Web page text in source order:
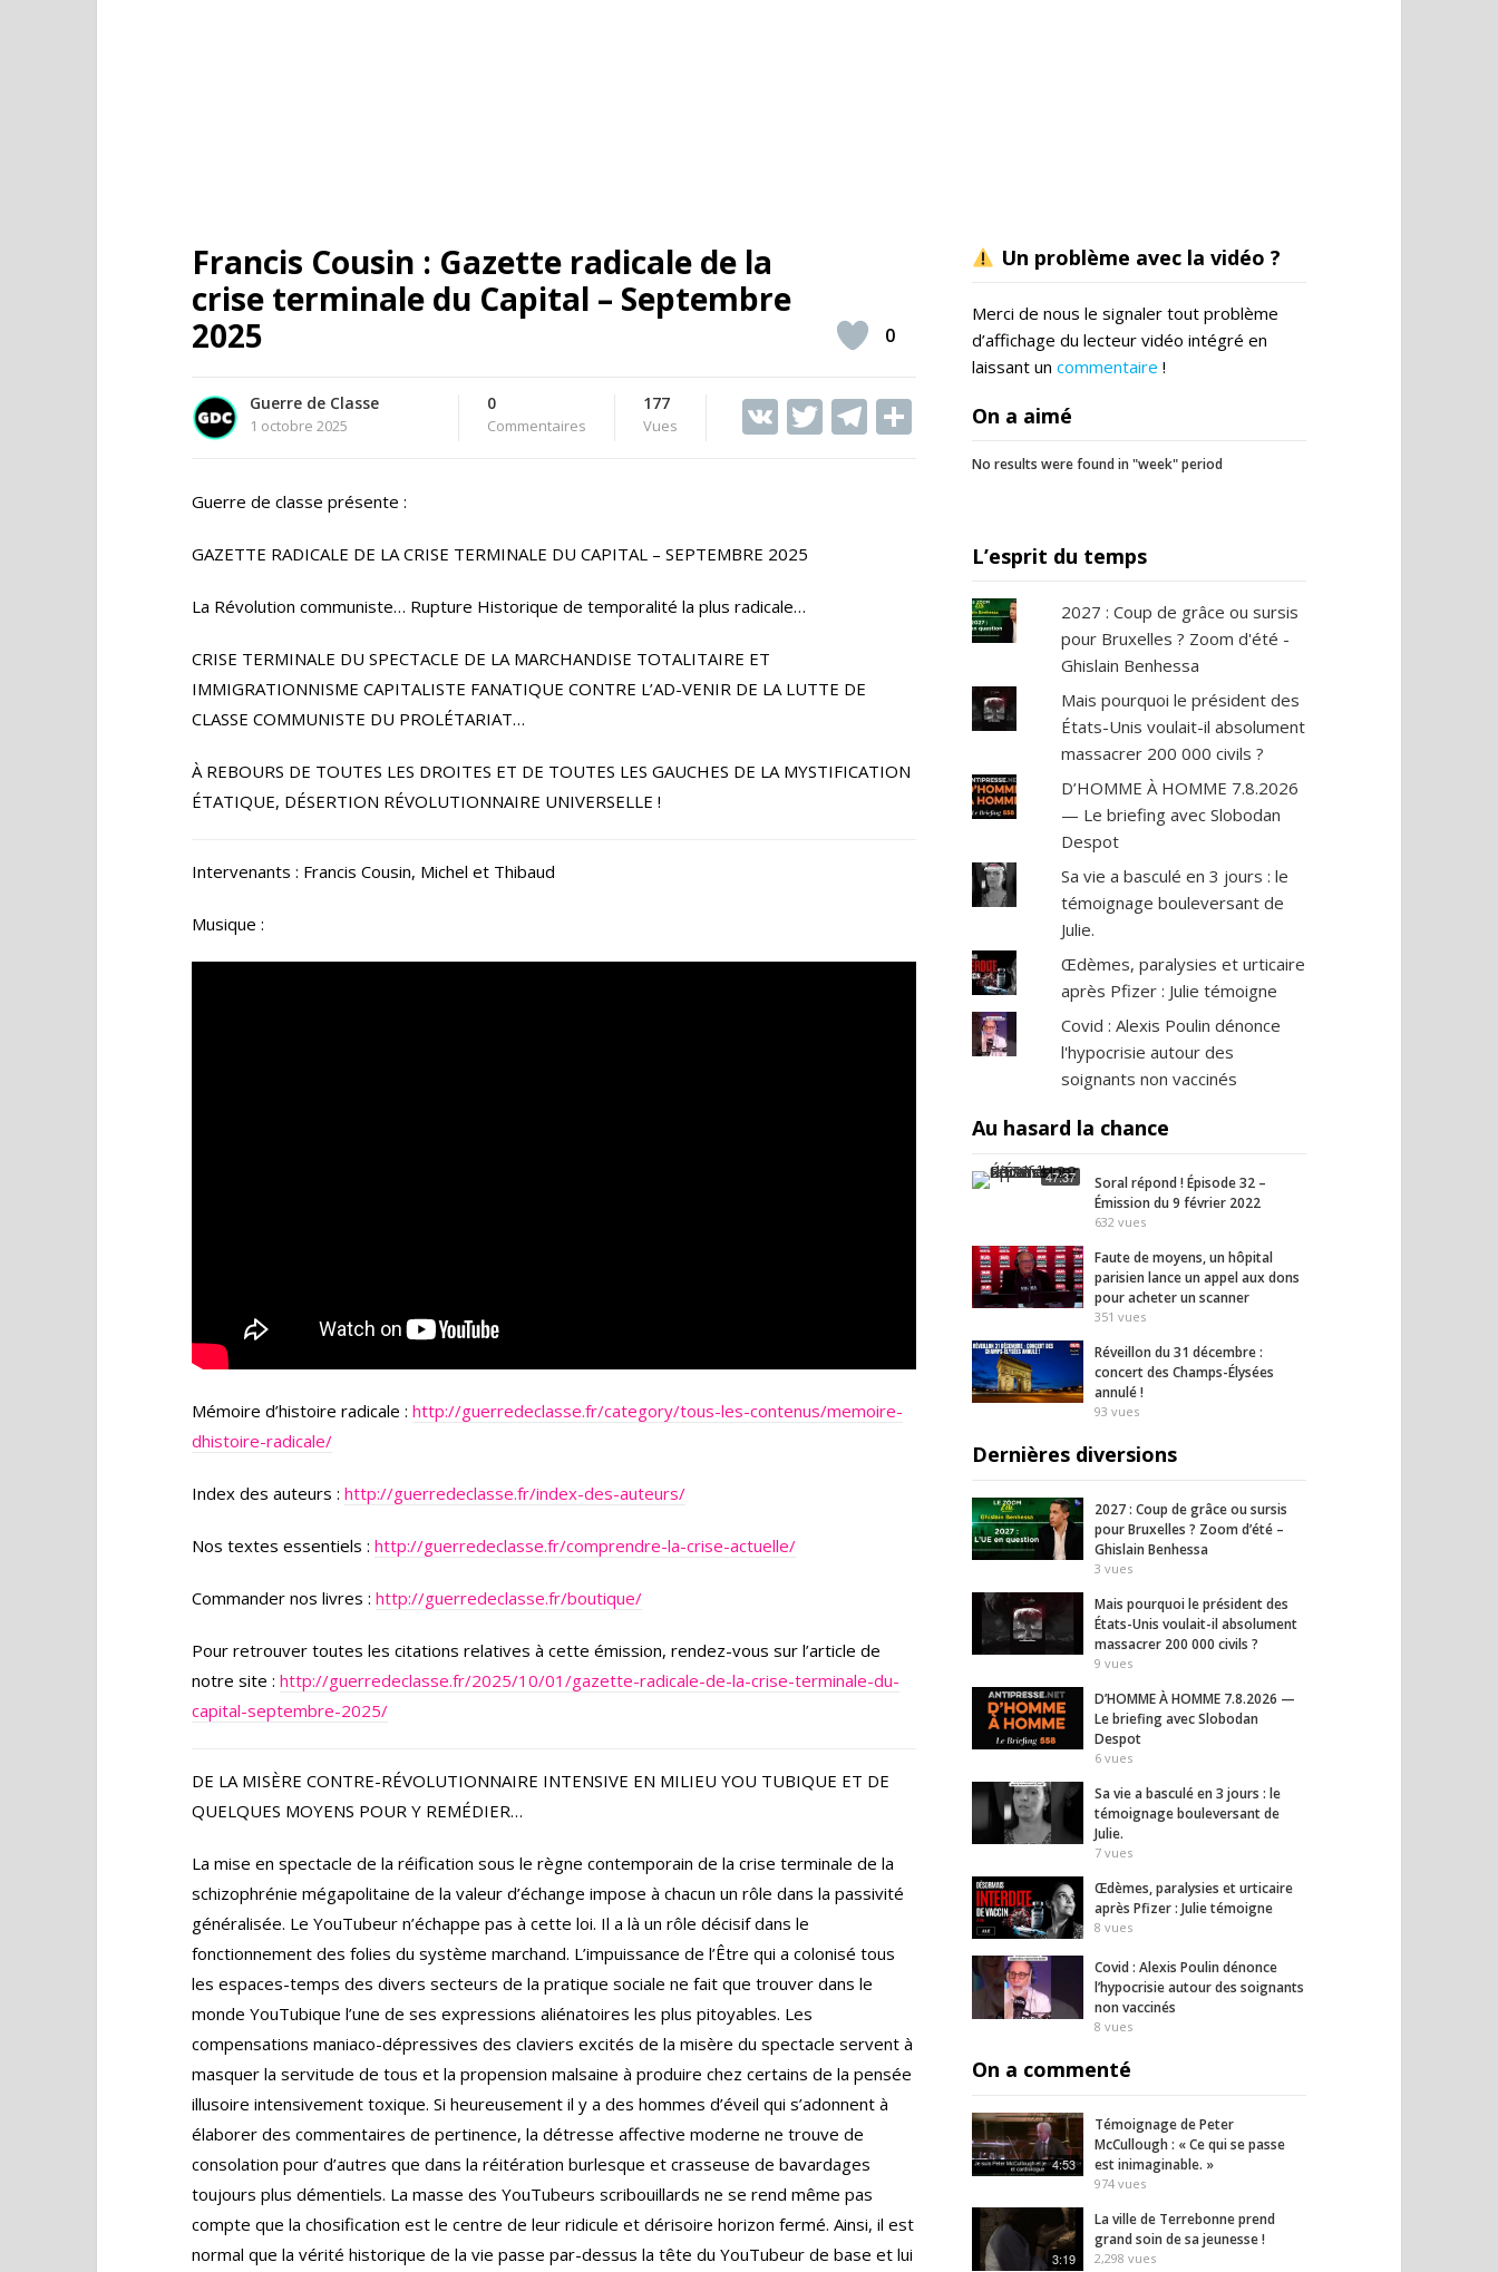
Francis Cousin : Gazette radicale de la
crise terminale du Capital – Septembre
2025
Guerre de Classe
1 octobre 2025
0
Commentaires
177
Vues V T T
0
Guerre de classe présente :
GAZETTE RADICALE DE LA CRISE TERMINALE DU CAPITAL – SEPTEMBRE 2025
La Révolution communiste… Rupture Historique de temporalité la plus radicale…
CRISE TERMINALE DU SPECTACLE DE LA MARCHANDISE TOTALITAIRE ET
IMMIGRATIONNISME CAPITALISTE FANATIQUE CONTRE L’AD-VENIR DE LA LUTTE DE
CLASSE COMMUNISTE DU PROLÉTARIAT…
À REBOURS DE TOUTES LES DROITES ET DE TOUTES LES GAUCHES DE LA MYSTIFICATION
ÉTATIQUE, DÉSERTION RÉVOLUTIONNAIRE UNIVERSELLE !
Intervenants : Francis Cousin, Michel et Thibaud
Musique :
Mémoire d’histoire radicale : http://guerredeclasse.fr/category/tous-les-contenus/memoire-
dhistoire-radicale/
Index des auteurs : http://guerredeclasse.fr/index-des-auteurs/
Nos textes essentiels : http://guerredeclasse.fr/comprendre-la-crise-actuelle/
Commander nos livres : http://guerredeclasse.fr/boutique/
Pour retrouver toutes les citations relatives à cette émission, rendez-vous sur l’article de
notre site : http://guerredeclasse.fr/2025/10/01/gazette-radicale-de-la-crise-terminale-du-
capital-septembre-2025/
DE LA MISÈRE CONTRE-RÉVOLUTIONNAIRE INTENSIVE EN MILIEU YOU TUBIQUE ET DE
QUELQUES MOYENS POUR Y REMÉDIER…
La mise en spectacle de la réification sous le règne contemporain de la crise terminale de la
schizophrénie mégapolitaine de la valeur d’échange impose à chacun un rôle dans la passivité
généralisée. Le YouTubeur n’échappe pas à cette loi. Il a là un rôle décisif dans le
fonctionnement des folies du système marchand. L’impuissance de l’Être qui a colonisé tous
les espaces-temps des divers secteurs de la pratique sociale ne fait que trouver dans le
monde YouTubique l’une de ses expressions aliénatoires les plus pitoyables. Les
compensations maniaco-dépressives des claviers excités de la misère du spectacle servent à
masquer la servitude de tous et la propension malsaine à produire chez certains de la pensée
illusoire intensivement toxique. Si heureusement il y a des hommes d’éveil qui s’adonnent à
élaborer des commentaires de pertinence, la détresse affective moderne ne trouve de
consolation pour d’autres que dans la réitération burlesque et crasseuse de bavardages
toujours plus démentiels. La masse des YouTubeurs scribouillards ne se rend même pas
compte que la chosification est le centre de leur ridicule et dérisoire horizon fermé. Ainsi, il est
normal que la vérité historique de la vie passe par-dessus la tête du YouTubeur de base et lui
Un problème avec la vidéo ?
Merci de nous le signaler tout problème
d’affichage du lecteur vidéo intégré en
laissant un commentaire !
On a aimé
No results were found in "week" period
L’esprit du temps
2027 : Coup de grâce ou sursis
pour Bruxelles ? Zoom d'été -
Ghislain Benhessa
Mais pourquoi le président des
États-Unis voulait-il absolument
massacrer 200 000 civils ?
D’HOMME À HOMME 7.8.2026
— Le briefing avec Slobodan
Despot
Sa vie a basculé en 3 jours : le
témoignage bouleversant de
Julie.
Œdèmes, paralysies et urticaire
après Pfizer : Julie témoigne
Covid : Alexis Poulin dénonce
l'hypocrisie autour des
soignants non vaccinés
Au hasard la chance
47:37
Soral répond ! Épisode 32 –
Émission du 9 février 2022
632 vues
Faute de moyens, un hôpital
parisien lance un appel aux dons
pour acheter un scanner
351 vues
Réveillon du 31 décembre :
concert des Champs-Élysées
annulé !
93 vues
Dernières diversions
2027 : Coup de grâce ou sursis
pour Bruxelles ? Zoom d’été –
Ghislain Benhessa
3 vues
Mais pourquoi le président des
États-Unis voulait-il absolument
massacrer 200 000 civils ?
9 vues
D’HOMME À HOMME 7.8.2026 —
Le briefing avec Slobodan
Despot
6 vues
Sa vie a basculé en 3 jours : le
témoignage bouleversant de
Julie.
7 vues
Œdèmes, paralysies et urticaire
après Pfizer : Julie témoigne
8 vues
Covid : Alexis Poulin dénonce
l’hypocrisie autour des soignants
non vaccinés
8 vues
On a commenté
4:53
Témoignage de Peter
McCullough : « Ce qui se passe
est inimaginable. »
974 vues
3:19
La ville de Terrebonne prend
grand soin de sa jeunesse !
2,298 vues